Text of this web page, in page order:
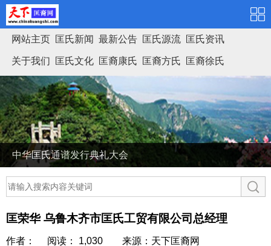
网站主页 匡氏新闻 最新公告 匡氏源流 匡氏资讯
关于我们 匡氏文化 匡裔康氏 匡裔方氏 匡裔徐氏
匡氏家谱
中华匡氏通谱发行典礼大会
匡荣华 乌鲁木齐市匡氏工贸有限公司总经理
作者： 阅读： 1,030 来源：天下匡裔网